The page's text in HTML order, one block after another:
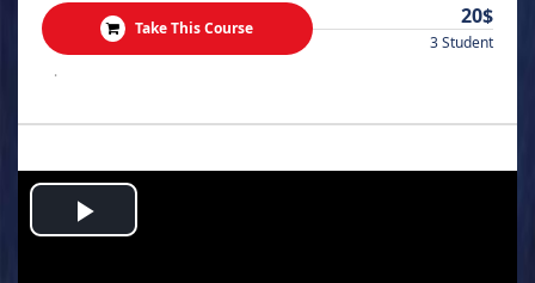
Take This Course 20$
3 Student
.
Play